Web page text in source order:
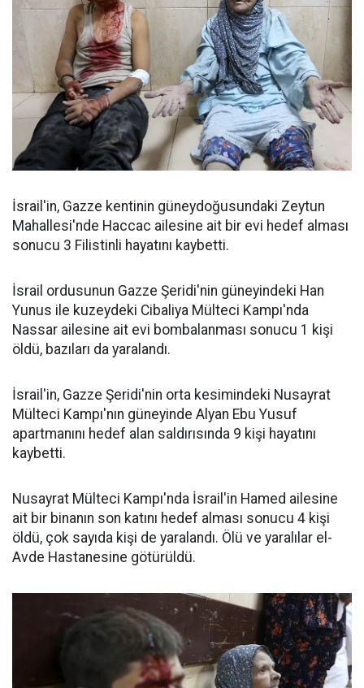
İsrail'in, Gazze kentinin güneydoğusundaki Zeytun
Mahallesi'nde Haccac ailesine ait bir evi hedef alması
sonucu 3 Filistinli hayatını kaybetti.
İsrail ordusunun Gazze Şeridi'nin güneyindeki Han
Yunus ile kuzeydeki Cibaliya Mülteci Kampı'nda
Nassar ailesine ait evi bombalanması sonucu 1 kişi
öldü, bazıları da yaralandı.
İsrail'in, Gazze Şeridi'nin orta kesimindeki Nusayrat
Mülteci Kampı'nın güneyinde Alyan Ebu Yusuf
apartmanını hedef alan saldırısında 9 kişi hayatını
kaybetti.
Nusayrat Mülteci Kampı'nda İsrail'in Hamed ailesine
ait bir binanın son katını hedef alması sonucu 4 kişi
öldü, çok sayıda kişi de yaralandı. Ölü ve yaralılar el-
Avde Hastanesine götürüldü.